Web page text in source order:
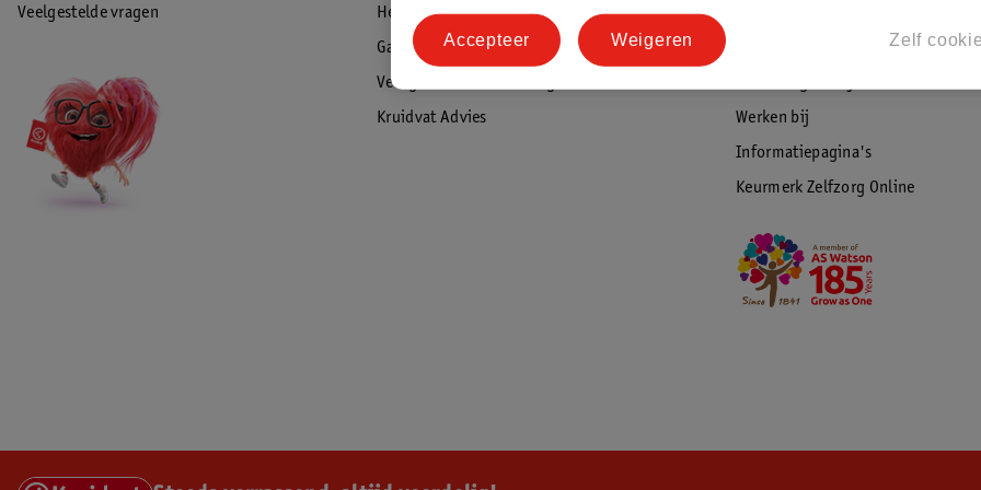
Veelgestelde vragen
Herroepen & retourneren
Garantie
Veiligheidswaarschuwingen
Kruidvat Advies
Werken bij
Informatiepagina's
Keurmerk Zelfzorg Online
Zelf
Weigeren
Accepteer